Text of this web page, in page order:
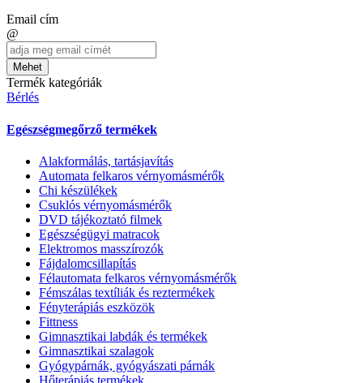
Email cím
@
Mehet
Termék kategóriák
Bérlés
Egészségmegőrző termékek
Alakformálás, tartásjavítás
Automata felkaros vérnyomásmérők
Chi készülékek
Csuklós vérnyomásmérők
DVD tájékoztató filmek
Egészségügyi matracok
Elektromos masszírozók
Fájdalomcsillapítás
Félautomata felkaros vérnyomásmérők
Fémszálas textíliák és reztermékek
Fényterápiás eszközök
Fittness
Gimnasztikai labdák és termékek
Gimnasztikai szalagok
Gyógypárnák, gyógyászati párnák
Hőterápiás termékek